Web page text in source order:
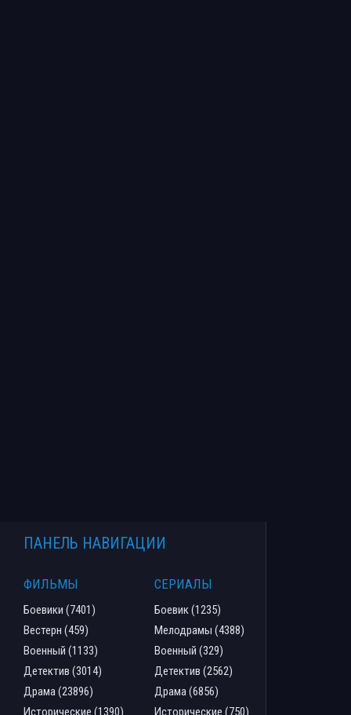
ПАНЕЛЬ НАВИГАЦИИ
ФИЛЬМЫ
Боевики (7401)
Вестерн (459)
Военный (1133)
Детектив (3014)
Драма (23896)
Исторические (1390)
СЕРИАЛЫ
Боевик (1235)
Мелодрамы (4388)
Военный (329)
Детектив (2562)
Драма (6856)
Исторические (750)